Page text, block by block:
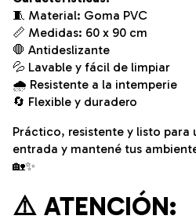
🧵 Material: Goma PVC
📏 Medidas: 60 x 90 cm
🛑 Antideslizante
💦 Lavable y fácil de limpiar
🌧️ Resistente a la intemperie
🔄 Flexible y duradero
Práctico, resistente y listo para
entrada y mantené tus
🏡✨
⚠️ ATENCIÓN: